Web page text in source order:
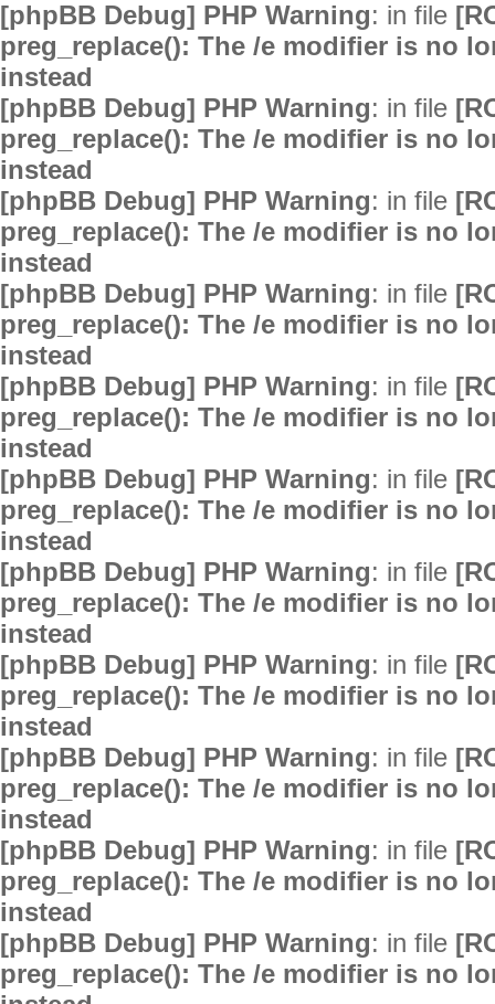
[phpBB Debug] PHP Warning: in file
preg_replace(): The /e modifier is no
instead
[phpBB Debug] PHP Warning: in file
preg_replace(): The /e modifier is no
instead
[phpBB Debug] PHP Warning: in file
preg_replace(): The /e modifier is no
instead
[phpBB Debug] PHP Warning: in file
preg_replace(): The /e modifier is no
instead
[phpBB Debug] PHP Warning: in file
preg_replace(): The /e modifier is no
instead
[phpBB Debug] PHP Warning: in file
preg_replace(): The /e modifier is no
instead
[phpBB Debug] PHP Warning: in file
preg_replace(): The /e modifier is no
instead
[phpBB Debug] PHP Warning: in file
preg_replace(): The /e modifier is no
instead
[phpBB Debug] PHP Warning: in file
preg_replace(): The /e modifier is no
instead
[phpBB Debug] PHP Warning: in file
preg_replace(): The /e modifier is no
instead
[phpBB Debug] PHP Warning: in file
preg_replace(): The /e modifier is no